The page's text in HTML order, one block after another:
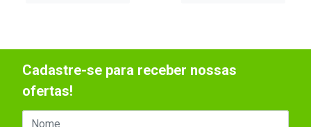
Cadastre-se para receber nossas
ofertas!